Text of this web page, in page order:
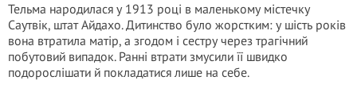
Тельма народилася у 1913 році в маленькому містечку
Саутвік, штат Айдахо. Дитинство було жорстким: у шість років
вона втратила матір, а згодом і сестру через трагічний
побутовий випадок. Ранні втрати змусили її швидко
подорослішати й покладатися лише на себе.